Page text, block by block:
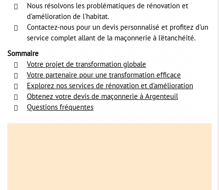
Nous résolvons les problématiques de rénovation et
d'amélioration de l'habitat.
Contactez-nous pour un devis personnalisé et profitez d'un
service complet allant de la maçonnerie à l'étanchéité.
Sommaire
Votre projet de transformation globale
Votre partenaire pour une transformation efficace
Explorez nos services de rénovation et d'amélioration
Obtenez votre devis de maçonnerie à Argenteuil
Questions fréquentes